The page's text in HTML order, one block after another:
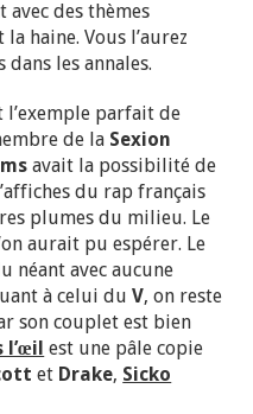
avec des thèmes
haine. Vous l’aurez
les annales.
l’exemple parfait de
de la Sexion
avait la possibilité de
du rap français
plumes du milieu. Le
aurait pu espérer. Le
néant avec aucune
à celui duV, on reste
son couplet est bien
l’œil est une pâle copie
et Drake, Sicko